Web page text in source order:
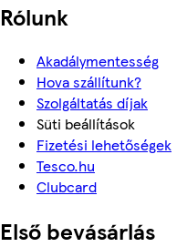
Rólunk
Akadálymentesség
Hova szállítunk?
Szolgáltatás díjak
Süti beállítások
Fizetési lehetőségek
Tesco.hu
Clubcard
Első bevásárlás